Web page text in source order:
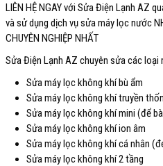
LIÊN HỆ NGAY với Sửa Điện Lạnh AZ
và sử dụng dịch vụ sửa máy lọc nước
CHUYÊN NGHIỆP NHẤT
Sửa Điện Lạnh AZ chuyên sửa các loại
Sửa máy lọc không khí bù ẩm
Sửa máy lọc không khí truyền
Sửa máy lọc không khí mini (để
Sửa máy lọc không khí ion âm
Sửa máy lọc không khí cá nhân
Sửa máy lọc không khí 2 tầng